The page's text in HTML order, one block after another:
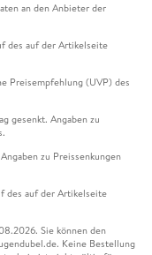
an den Anbieter der
des auf der Artikelseite
Preisempfehlung (UVP) des
gesenkt. Angaben zu
zu Preissenkungen
des auf der Artikelseite
Sie können den
Keine Bestellung